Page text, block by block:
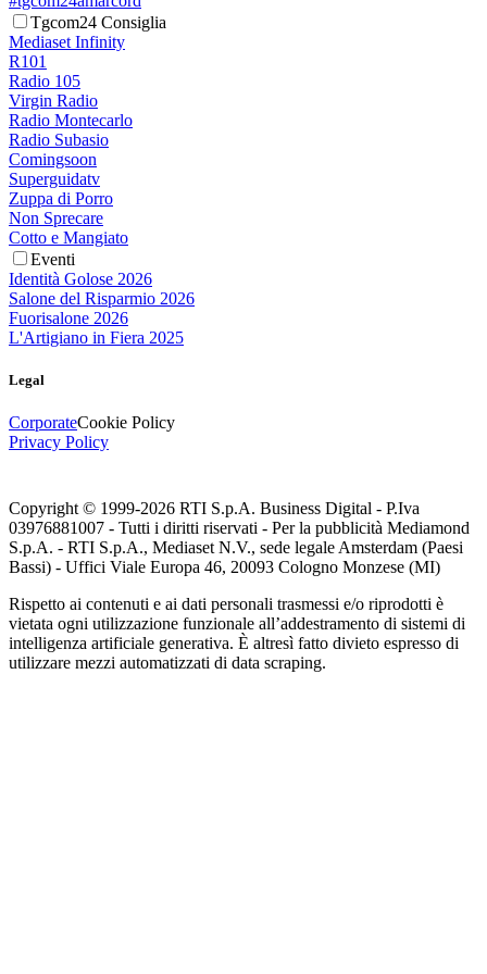
Tgcom24 Consiglia
Mediaset Infinity
R101
Radio 105
Virgin Radio
Radio Montecarlo
Radio Subasio
Comingsoon
Superguidatv
Zuppa di Porro
Non Sprecare
Cotto e Mangiato
Eventi
Identità Golose 2026
Salone del Risparmio 2026
Fuorisalone 2026
L'Artigiano in Fiera 2025
Legal
CorporateCookie Policy
Privacy Policy
Copyright © 1999-2026 RTI S.p.A. Business Digital - P.Iva
03976881007 - Tutti i diritti riservati - Per la pubblicità Mediamond
S.p.A. - RTI S.p.A., Mediaset N.V., sede legale Amsterdam (Paesi
Bassi) - Uffici Viale Europa 46, 20093 Cologno Monzese (MI)
Rispetto ai contenuti e ai dati personali trasmessi e/o riprodotti è
vietata ogni utilizzazione funzionale all’addestramento di sistemi di
intelligenza artificiale generativa. È altresì fatto divieto espresso di
utilizzare mezzi automatizzati di data scraping.